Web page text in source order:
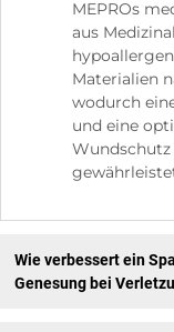
MEPROs
aus
Materialien
wodurch
und eine
Wundschutz
Wie verbessert ein
Genesung bei